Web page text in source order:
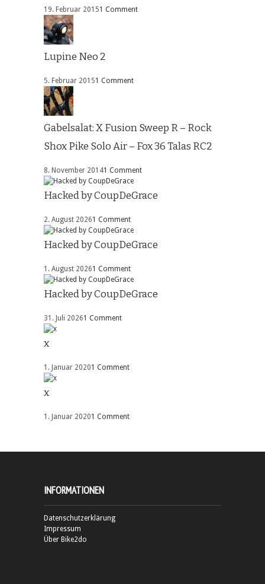
19. Februar 20151 Comment
Lupine Neo 2
5. Februar 20151 Comment
Gabelsalat: X Fusion Sweep R – Rock
Shox Pike Solo Air – Fox 36 Talas RC2
8. November 20141 Comment
Hacked by CoupDeGrace
2. August 20261 Comment
Hacked by CoupDeGrace
1. August 20261 Comment
Hacked by CoupDeGrace
31. Juli 20261 Comment
x
1. Januar 20201 Comment
x
1. Januar 20201 Comment
INFORMATIONEN
Datenschutzerklärung
Impressum
Über Bike2do